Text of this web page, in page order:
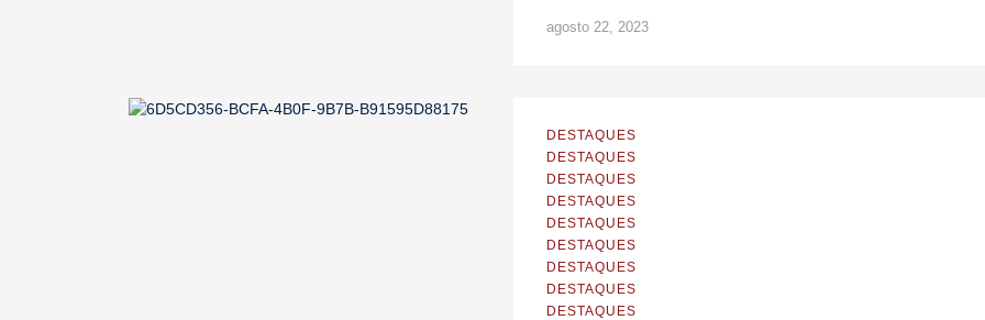
agosto 22, 2023
DESTAQUES
DESTAQUES
DESTAQUES
DESTAQUES
DESTAQUES
DESTAQUES
DESTAQUES
DESTAQUES
DESTAQUES